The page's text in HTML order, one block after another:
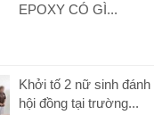
EPOXY CÓ GÌ...
Khởi tố 2 nữ sinh đánh
hội đồng tại trường...